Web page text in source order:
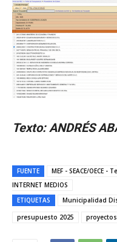
Texto: ANDRÉS
FUENTE
MEF - SEACE/OECE -
INTERNET MEDIOS
ETIQUETAS
Municipalidad
presupuesto 2025